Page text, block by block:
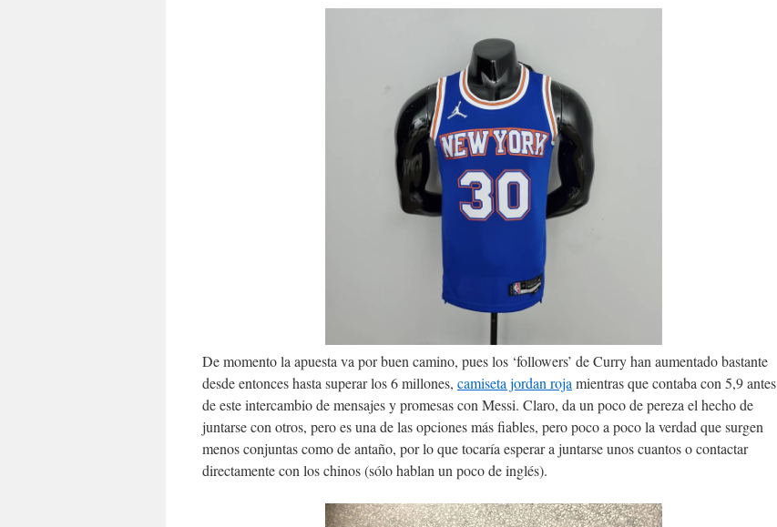
De momento la apuesta va por buen camino, pues los ‘followers’ de Curry han aumentado bastante
desde entonces hasta superar los 6 millones, camiseta jordan roja mientras que contaba con 5,9 antes
de este intercambio de mensajes y promesas con Messi. Claro, da un poco de pereza el hecho de
juntarse con otros, pero es una de las opciones más fiables, pero poco a poco la verdad que surgen
menos conjuntas como de antaño, por lo que tocaría esperar a juntarse unos cuantos o contactar
directamente con los chinos (sólo hablan un poco de inglés).